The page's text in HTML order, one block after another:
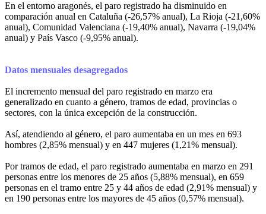
En el entorno aragonés, el paro registrado ha disminuido en
comparación anual en Cataluña (-26,57% anual), La Rioja (-21,60%
anual), Comunidad Valenciana (-19,40% anual), Navarra (-19,04%
anual) y País Vasco (-9,95% anual).
Datos mensuales desagregados
El incremento mensual del paro registrado en marzo era
generalizado en cuanto a género, tramos de edad, provincias o
sectores, con la única excepción de la construcción.
Así, atendiendo al género, el paro aumentaba en un mes en 693
hombres (2,85% mensual) y en 447 mujeres (1,21% mensual).
Por tramos de edad, el paro registrado aumentaba en marzo en 291
personas entre los menores de 25 años (5,88% mensual), en 659
personas en el tramo entre 25 y 44 años de edad (2,91% mensual) y
en 190 personas entre los mayores de 45 años (0,57% mensual).